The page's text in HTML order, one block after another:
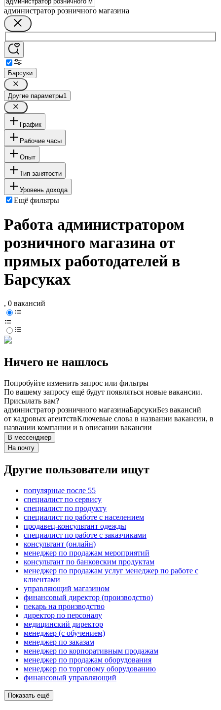
администратор розничного магазина
Барсуки
Другие параметры1
График
Рабочие часы
Опыт
Тип занятости
Уровень дохода
Ещё фильтры
Работа администратором
розничного магазина от
прямых работодателей в
Барсуках
, 0 вакансий
Ничего не нашлось
Попробуйте изменить запрос или фильтры
По вашему запросу ещё будут появляться новые вакансии.
Присылать вам?
администратор розничного магазинаБарсукиБез вакансий
от кадровых агентствКлючевые слова в названии вакансии, в
названии компании и в описании вакансии
В мессенджер
На почту
Другие пользователи ищут
популярные после 55
специалист по сервису
специалист по продукту
специалист по работе с населением
продавец-консультант одежды
специалист по работе с заказчиками
консультант (онлайн)
менеджер по продажам мероприятий
консультант по банковским продуктам
менеджер по продажам услуг менеджер по работе с
клиентами
управляющий магазином
финансовый директор (производство)
пекарь на производство
директор по персоналу
медицинский директор
менеджер (с обучением)
менеджер по заказам
менеджер по корпоративным продажам
менеджер по продажам оборудования
менеджер по торговому оборудованию
финансовый управляющий
Показать ещё